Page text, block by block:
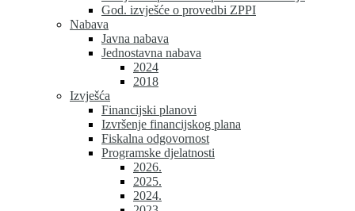
God. izvješće o provedbi ZPPI
Nabava
Javna nabava
Jednostavna nabava
2024
2018
Izvješća
Financijski planovi
Izvršenje financijskog plana
Fiskalna odgovornost
Programske djelatnosti
2026.
2025.
2024.